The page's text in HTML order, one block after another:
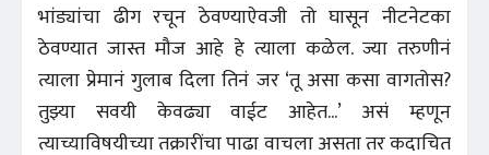
भांड्यांचा ढीग रचून ठेवण्याऐवजी तो घासून नीटनेटका
ठेवण्यात जास्त मौज आहे हे त्याला कळेल. ज्या तरुणीनं
त्याला प्रेमानं गुलाब दिला तिनं जर ‘तू असा कसा वागतोस?
तुझ्या सवयी केवढ्या वाईट आहेत...’ असं म्हणून
त्याच्याविषयीच्या तक्रारींचा पाढा वाचला असता तर कदाचित